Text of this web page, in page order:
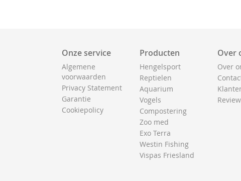
Onze service
Algemene
voorwaarden
Privacy Statement
Garantie
Cookiepolicy
Producten
Hengelsport
Reptielen
Aquarium
Vogels
Compostering
Zoo med
Exo Terra
Westin Fishing
Vispas Friesland
Over
Over